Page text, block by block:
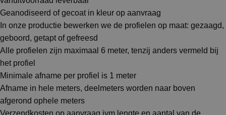
Geanodiseerd of gecoat in kleur op aanvraag
In onze productie bewerken we de profielen op maat: gezaagd,
geboord, getapt of gefreesd
Alle profielen zijn maximaal 6 meter, tenzij anders vermeld bij
het profiel
Minimale afname per profiel is 1 meter
Afname in hele meters, deelmeters worden naar boven
afgerond ophele meters
Verzendkosten op aanvraag ivm lengte en aantal van de